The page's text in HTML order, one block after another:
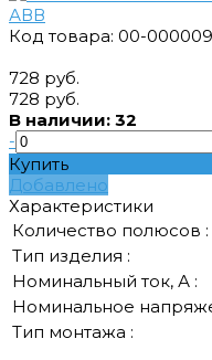
Код товара: 00-
728 руб.
728 руб.
В наличии: 32
-
Купить
Добавлено
Характеристики
Количество полюсов :
Тип изделия :
Номинальный ток, А :
Номинальное
Тип монтажа :